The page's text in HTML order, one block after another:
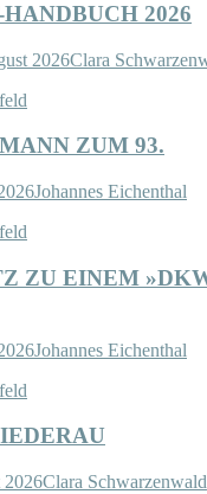
2026
2026Clara
ZUM 93.
Johannes Eichenthal
ZU EINEM
Johannes Eichenthal
2026Clara Schwarzenwald